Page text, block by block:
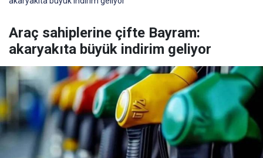
Araç sahiplerine çifte Bayram:
akaryakıta büyük indirim geliyor